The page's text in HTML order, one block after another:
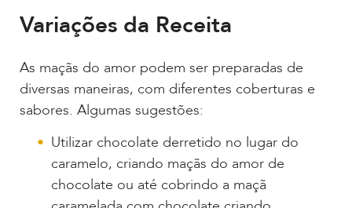
Variações da Receita
As maçãs do amor podem ser preparadas de
diversas maneiras, com diferentes coberturas e
sabores. Algumas sugestões:
Utilizar chocolate derretido no lugar do
caramelo, criando maçãs do amor de
chocolate ou até cobrindo a maçã